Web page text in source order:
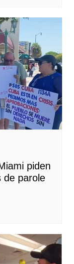
piden
de parole